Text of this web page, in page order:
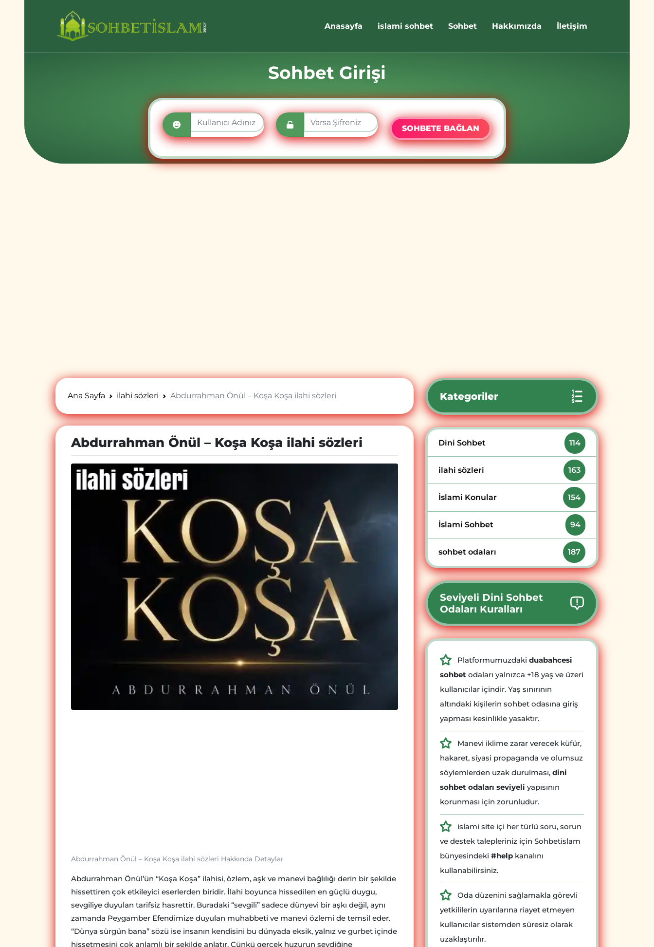
Anasayfa islami sohbet Sohbet Hakkımızda İletişim
Sohbet Girişi
SOHBETE BAĞLAN
Ana Sayfa ilahi sözleri Abdurrahman Önül – Koşa Koşa ilahi sözleri
Abdurrahman Önül – Koşa Koşa ilahi sözleri
Abdurrahman Önül – Koşa Koşa ilahi sözleri Hakkında Detaylar
Abdurrahman Önül’ün “Koşa Koşa” ilahisi, özlem, aşk ve manevi bağlılığı derin bir şekilde
hissettiren çok etkileyici eserlerden biridir. İlahi boyunca hissedilen en güçlü duygu,
sevgiliye duyulan tarifsiz hasrettir. Buradaki “sevgili” sadece dünyevi bir aşkı değil, aynı
zamanda Peygamber Efendimize duyulan muhabbeti ve manevi özlemi de temsil eder.
“Dünya sürgün bana” sözü ise insanın kendisini bu dünyada eksik, yalnız ve gurbet içinde
hissetmesini çok anlamlı bir şekilde anlatır. Çünkü gerçek huzurun sevdiğine
Kategoriler
Dini Sohbet 114
ilahi sözleri 163
İslami Konular 154
İslami Sohbet 94
sohbet odaları 187
Seviyeli Dini Sohbet
Odaları Kuralları
Platformumuzdaki duabahcesi
sohbet odaları yalnızca +18 yaş ve üzeri
kullanıcılar içindir. Yaş sınırının
altındaki kişilerin sohbet odasına giriş
yapması kesinlikle yasaktır.
Manevi iklime zarar verecek küfür,
hakaret, siyasi propaganda ve olumsuz
söylemlerden uzak durulması, dini
sohbet odaları seviyeli yapısının
korunması için zorunludur.
islami site içi her türlü soru, sorun
ve destek talepleriniz için Sohbetislam
bünyesindeki #help kanalını
kullanabilirsiniz.
Oda düzenini sağlamakla görevli
yetkililerin uyarılarına riayet etmeyen
kullanıcılar sistemden süresiz olarak
uzaklaştırılır.